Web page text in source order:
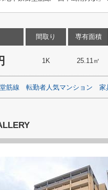
間取り
1K
専有面積
25.11㎡
筋線 転勤者人気マンション 家